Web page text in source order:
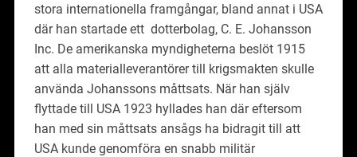
stora internationella framgångar, bland annat i USA
där han startade ett dotterbolag, C. E. Johansson
Inc. De amerikanska myndigheterna beslöt 1915
att alla materialleverantörer till krigsmakten skulle
använda Johanssons måttsats. När han själv
flyttade till USA 1923 hyllades han där eftersom
han med sin måttsats ansågs ha bidragit till att
USA kunde genomföra en snabb militär